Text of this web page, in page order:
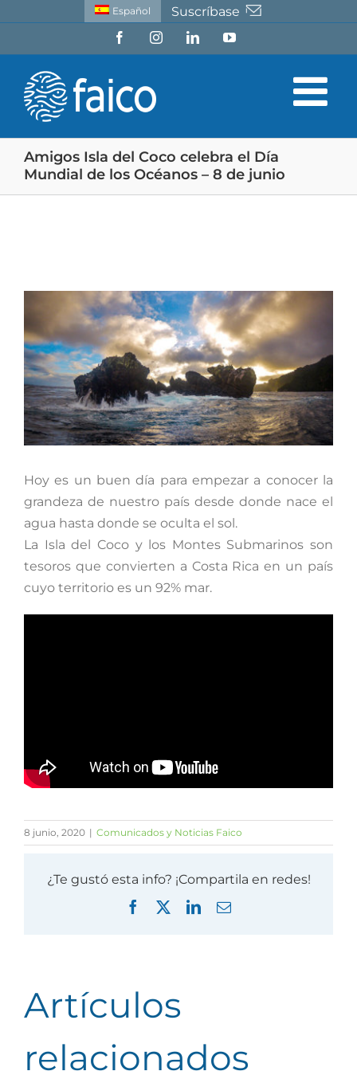
contenido
Español Suscríbase
FacebookInstagramLinkedInYouTube
Amigos Isla del Coco celebra el Día
Mundial de los Océanos – 8 de junio
imagen
más
grande
Hoy es un buen día para empezar a conocer la
grandeza de nuestro país desde donde nace el
agua hasta donde se oculta el sol.
La Isla del Coco y los Montes Submarinos son
tesoros que convierten a Costa Rica en un país
cuyo territorio es un 92% mar.
8 junio, 2020 | Comunicados y Noticias Faico
¿Te gustó esta info? ¡Compartila en redes!
Facebook LinkedInCorreo
Artículos
relacionados